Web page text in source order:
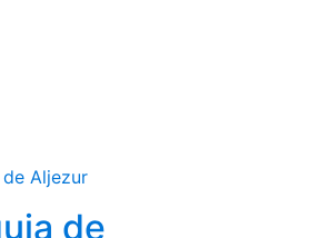
de